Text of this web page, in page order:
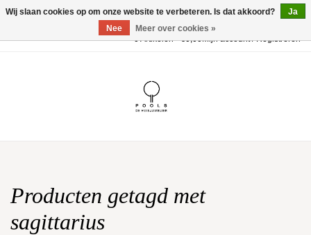
0 Artikelen - €0,00Mijn account / Registreren
Huwelijk
Geschenkbon
Producten getagd met
sagittarius
Wij slaan cookies op om onze website te verbeteren. Is dat akkoord?
Ja
Nee
Meer over cookies »